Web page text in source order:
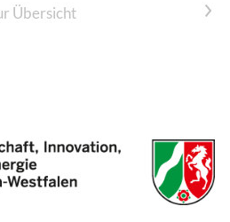
Übersicht Nächster Artikel